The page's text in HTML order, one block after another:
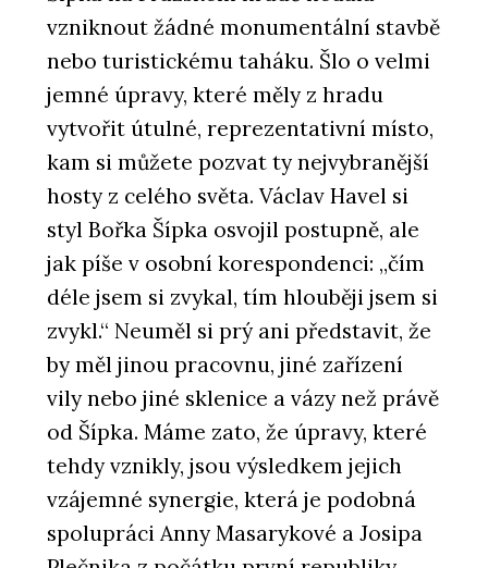
vzniknout žádné monumentální stavbě
nebo turistickému taháku. Šlo o velmi
jemné úpravy, které měly z hradu
vytvořit útulné, reprezentativní místo,
kam si můžete pozvat ty nejvybranější
hosty z celého světa. Václav Havel si
styl Bořka Šípka osvojil postupně, ale
jak píše v osobní korespondenci: „čím
déle jsem si zvykal, tím hlouběji jsem si
zvykl.“ Neuměl si prý ani představit, že
by měl jinou pracovnu, jiné zařízení
vily nebo jiné sklenice a vázy než právě
od Šípka. Máme zato, že úpravy, které
tehdy vznikly, jsou výsledkem jejich
vzájemné synergie, která je podobná
spolupráci Anny Masarykové a Josipa